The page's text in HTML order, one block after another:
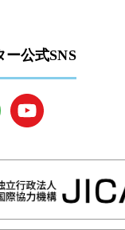
公式SNS